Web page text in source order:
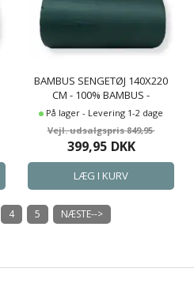
BAMBUS SENGETØJ 140X220
CM - 100% BAMBUS -
MØRKEGRØNT SATINVÆVET
På lager - Levering 1-2 dage
849,95
399,95 DKK
4 5 NÆSTE-->